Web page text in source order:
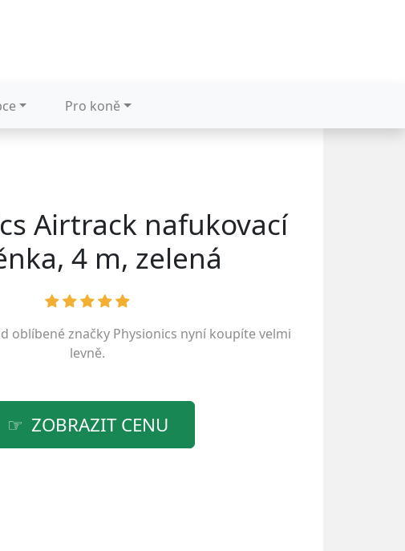
Pro koně
Airtrack nafukovací
4 m, zelená
oblíbené značky Physionics nyní koupíte velmi
levně.
ZOBRAZIT CENU